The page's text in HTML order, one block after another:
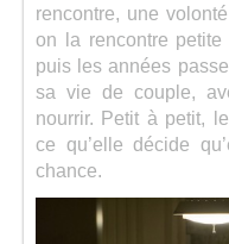
rencontre, une
on la rencontre
puis les années
sa vie de couple,
nourrir. Petit à petit,
ce qu’elle décide
chance.